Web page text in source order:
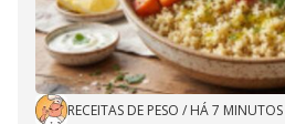
RECEITAS DE PESO / HÁ 7 MINUTOS